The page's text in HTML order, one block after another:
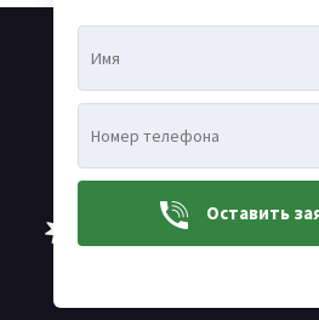
24/24
Предоставляем наши
Оставить